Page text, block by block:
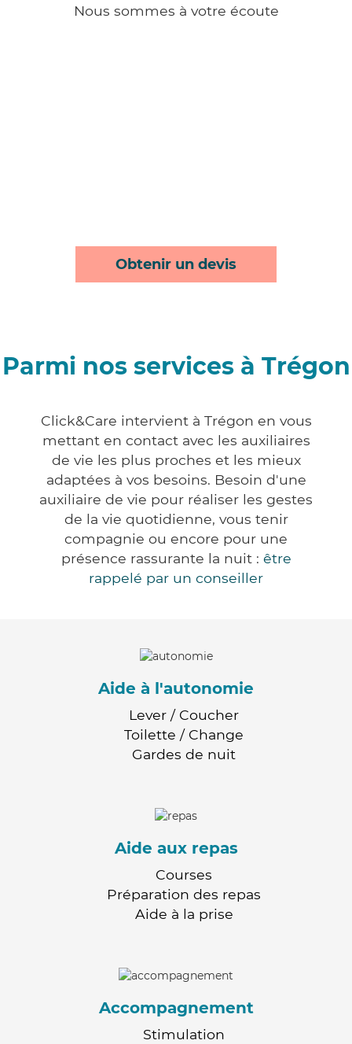
Nous sommes à votre écoute
Obtenir un devis
Parmi nos services à Trégon
Click&Care intervient à Trégon en vous
mettant en contact avec les auxiliaires
de vie les plus proches et les mieux
adaptées à vos besoins. Besoin d'une
auxiliaire de vie pour réaliser les gestes
de la vie quotidienne, vous tenir
compagnie ou encore pour une
présence rassurante la nuit : être
rappelé par un conseiller
Aide à l'autonomie
Lever / Coucher
Toilette / Change
Gardes de nuit
Aide aux repas
Courses
Préparation des repas
Aide à la prise
Accompagnement
Stimulation